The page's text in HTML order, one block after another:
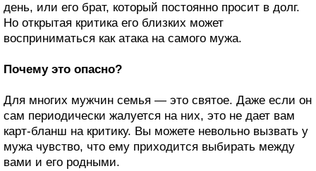
день, или его брат, который постоянно просит в долг.
Но открытая критика его близких может
восприниматься как атака на самого мужа.
Почему это опасно?
Для многих мужчин семья — это святое. Даже если он
сам периодически жалуется на них, это не дает вам
карт-бланш на критику. Вы можете невольно вызвать у
мужа чувство, что ему приходится выбирать между
вами и его родными.